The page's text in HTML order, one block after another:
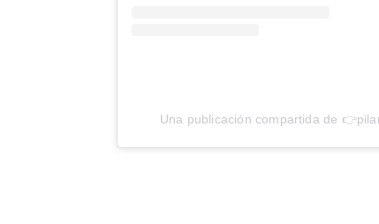
Una publicación compartida de